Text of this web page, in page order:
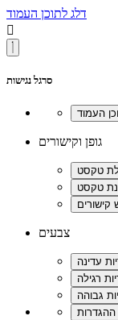
דלג לתוכן העמוד

סרגל נגישות
גופן וקישורים
צבעים